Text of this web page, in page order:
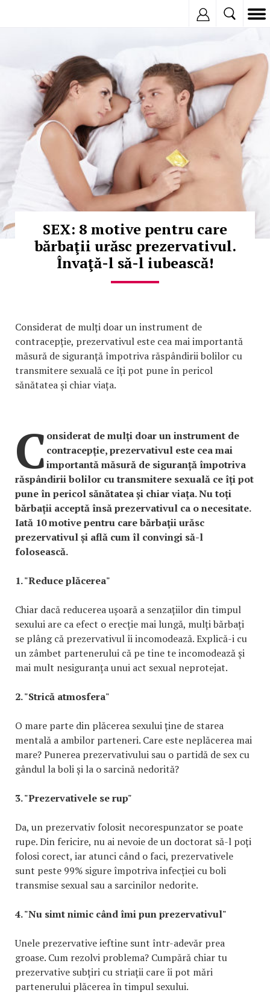
SEX: 8 motive pentru care
bărbaţii urăsc prezervativul.
Învaţă-l să-l iubească!
Considerat de mulți doar un instrument de
contracepție, prezervativul este cea mai importantă
măsură de siguranță împotriva răspândirii bolilor cu
transmitere sexuală ce îți pot pune în pericol
sănătatea și chiar viața.
C onsiderat de mulți doar un instrument de
contracepție, prezervativul este cea mai
importantă măsură de siguranță împotriva
răspândirii bolilor cu transmitere sexuală ce îți pot
pune în pericol sănătatea și chiar viața. Nu toți
bărbații acceptă însă prezervativul ca o necesitate.
Iată 10 motive pentru care bărbaţii urăsc
prezervativul și află cum îl convingi să-l
folosească.
1. "Reduce plăcerea"
Chiar dacă reducerea ușoară a senzațiilor din timpul
sexului are ca efect o erecție mai lungă, mulți bărbați
se plâng că prezervativul îi incomodează. Explică-i cu
un zâmbet partenerului că pe tine te incomodează și
mai mult nesiguranța unui act sexual neprotejat.
2. "Strică atmosfera"
O mare parte din plăcerea sexului ține de starea
mentală a ambilor parteneri. Care este neplăcerea mai
mare? Punerea prezervativului sau o partidă de sex cu
gândul la boli și la o sarcină nedorită?
3. "Prezervativele se rup"
Da, un prezervativ folosit necorespunzator se poate
rupe. Din fericire, nu ai nevoie de un doctorat să-l poți
folosi corect, iar atunci când o faci, prezervativele
sunt peste 99% sigure împotriva infecției cu boli
transmise sexual sau a sarcinilor nedorite.
4. "Nu simt nimic când îmi pun prezervativul"
Unele prezervative ieftine sunt într-adevăr prea
groase. Cum rezolvi problema? Cumpără chiar tu
prezervative subțiri cu striații care îi pot mări
partenerului plăcerea în timpul sexului.